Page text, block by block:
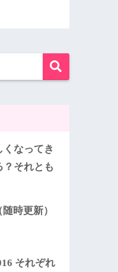
くなってき
それとも
時更新）
それぞれ